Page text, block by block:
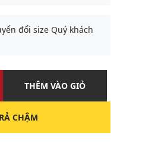
đổi size Quý khách
THÊM VÀO GIỎ
CHẬM